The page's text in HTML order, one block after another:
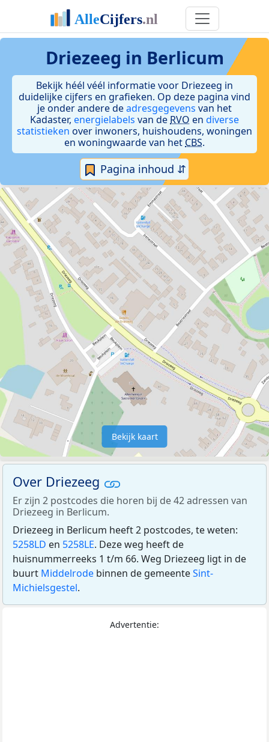
Driezeeg in Berlicum
Bekijk héél véél informatie voor Driezeeg in
duidelijke cijfers en grafieken. Op deze pagina vind
je onder andere deadresgegevens van het
Kadaster, energielabels van de RVO en diverse
statistieken over inwoners, huishoudens, woningen
en woningwaarde van het CBS.
Pagina inhoud ⇵
Bekijk kaart
Over Driezeeg
Er zijn 2 postcodes die horen bij de 42 adressen van
Driezeeg in Berlicum.
Driezeeg in Berlicum heeft 2 postcodes, te weten:
5258LD en 5258LE. Deze weg heeft de
huisnummerreeks 1 t/m 66. Weg Driezeeg ligt in de
buurt Middelrode binnen de gemeenteSint-
Michielsgestel.
Advertentie: